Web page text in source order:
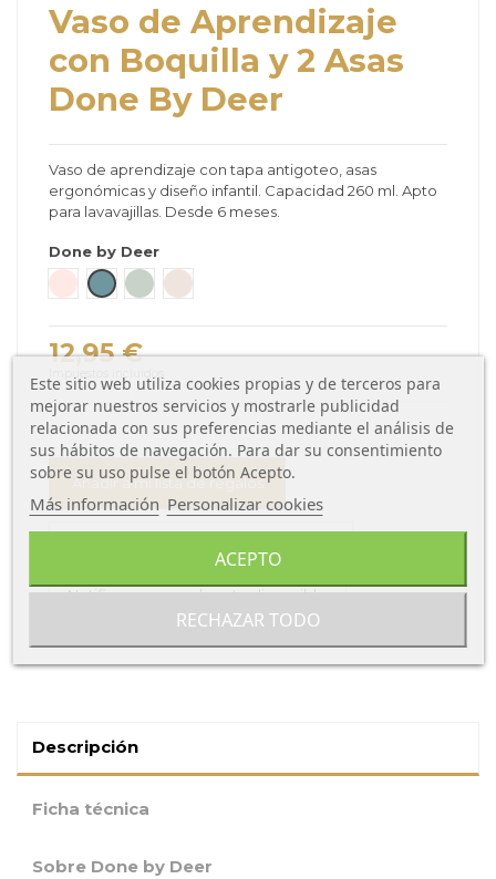
Vaso de Aprendizaje
con Boquilla y 2 Asas
Done By Deer
Vaso de aprendizaje con tapa antigoteo, asas
ergonómicas y diseño infantil. Capacidad 260 ml. Apto
para lavavajillas. Desde 6 meses.
Done by Deer
Rosa - Powder
Azul Verde Claro
Arena
12,95 €
Añadir a mi lista de regalos
Descripción
Ficha técnica
Sobre Done by Deer
Este sitio web utiliza cookies propias y de terceros para
mejorar nuestros servicios y mostrarle publicidad
relacionada con sus preferencias mediante el análisis de
sus hábitos de navegación. Para dar su consentimiento
sobre su uso pulse el botón Acepto.
Más información Personalizar cookies
RECHAZAR TODO
ACEPTO